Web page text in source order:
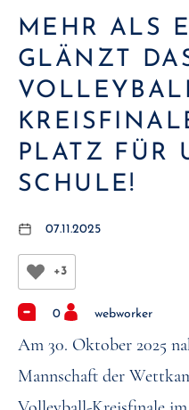
MEHR ALS
GLÄNZT
PLATZ FÜR
SCHULE!
07.11.2025
+3
0 webworker
Am 30. Oktober 2025
Mannschaft der